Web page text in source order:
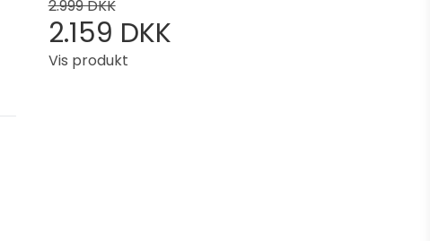
2.999 DKK
2.159 DKK
Vis produkt